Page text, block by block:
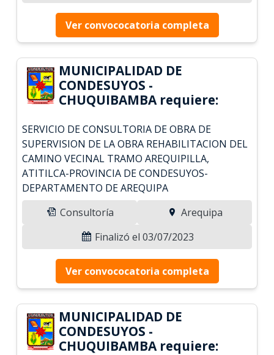
Ver convococatoria completa
MUNICIPALIDAD DE
CONDESUYOS -
CHUQUIBAMBA requiere:
SERVICIO DE CONSULTORIA DE OBRA DE
SUPERVISION DE LA OBRA REHABILITACION DEL
CAMINO VECINAL TRAMO AREQUIPILLA,
ATITILCA-PROVINCIA DE CONDESUYOS-
DEPARTAMENTO DE AREQUIPA
Consultoría
Arequipa
Finalizó el 03/07/2023
Ver convococatoria completa
MUNICIPALIDAD DE
CONDESUYOS -
CHUQUIBAMBA requiere: